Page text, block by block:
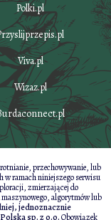
Polki.pl
Viva.pl
Wizaz.pl
przechowywanie, lub
ramach niniejszego serwisu
zmierzającej do
algorytmów lub
jednoznacznie
sp. z o.o.Obowiązek